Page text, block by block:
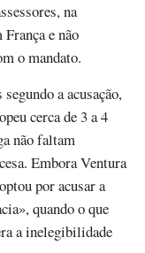
na
e não
o mandato.
a acusação,
cerca de 3 a 4
não faltam
Embora Ventura
por acusar a
quando o que
a inelegibilidade